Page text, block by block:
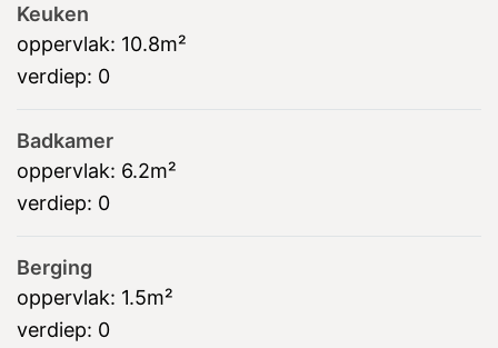
Keuken
oppervlak: 10.8m²
verdiep: 0
Badkamer
oppervlak: 6.2m²
verdiep: 0
Berging
oppervlak: 1.5m²
verdiep: 0